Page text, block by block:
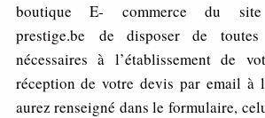
boutique E- commerce du site
prestige.be de disposer de
nécessaires à l’établissement de
réception de votre devis par email à
aurez renseigné dans le formulaire,